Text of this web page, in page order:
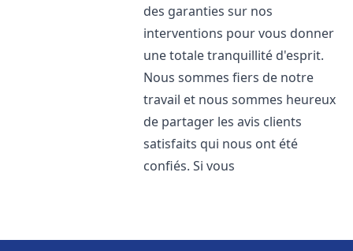
des garanties sur nos
interventions pour vous donner
une totale tranquillité d'esprit.
Nous sommes fiers de notre
travail et nous sommes heureux
de partager les avis clients
satisfaits qui nous ont été
confiés. Si vous